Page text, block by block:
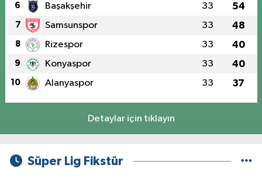
6 Başakşehir 33 54
7 Samsunspor 33 48
8 Rizespor 33 40
9 Konyaspor 33 40
10 Alanyaspor 33 37
Detaylar için tıklayın
Süper Lig Fikstür